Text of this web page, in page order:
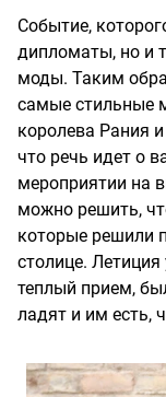
Событие,
дипломаты, но и
моды. Таким
самые стильные
королева Рания
что речь идет о
мероприятии на
можно решить,
которые решили
столице. Летиция
теплый прием,
ладят и им есть,